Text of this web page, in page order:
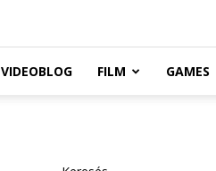
VIDEOBLOG FILM GAMES